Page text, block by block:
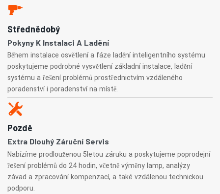
Střednědobý
Pokyny K Instalaci A Ladění
Během instalace osvětlení a fáze ladění inteligentního systému
poskytujeme podrobné vysvětlení základní instalace, ladění
systému a řešení problémů prostřednictvím vzdáleného
poradenství i poradenství na místě.
Pozdě
Extra Dlouhý Záruční Servis
Nabízíme prodlouženou 5letou záruku a poskytujeme poprodejní
řešení problémů do 24 hodin, včetně výměny lamp, analýzy
závad a zpracování kompenzací, a také vzdálenou technickou
podporu.